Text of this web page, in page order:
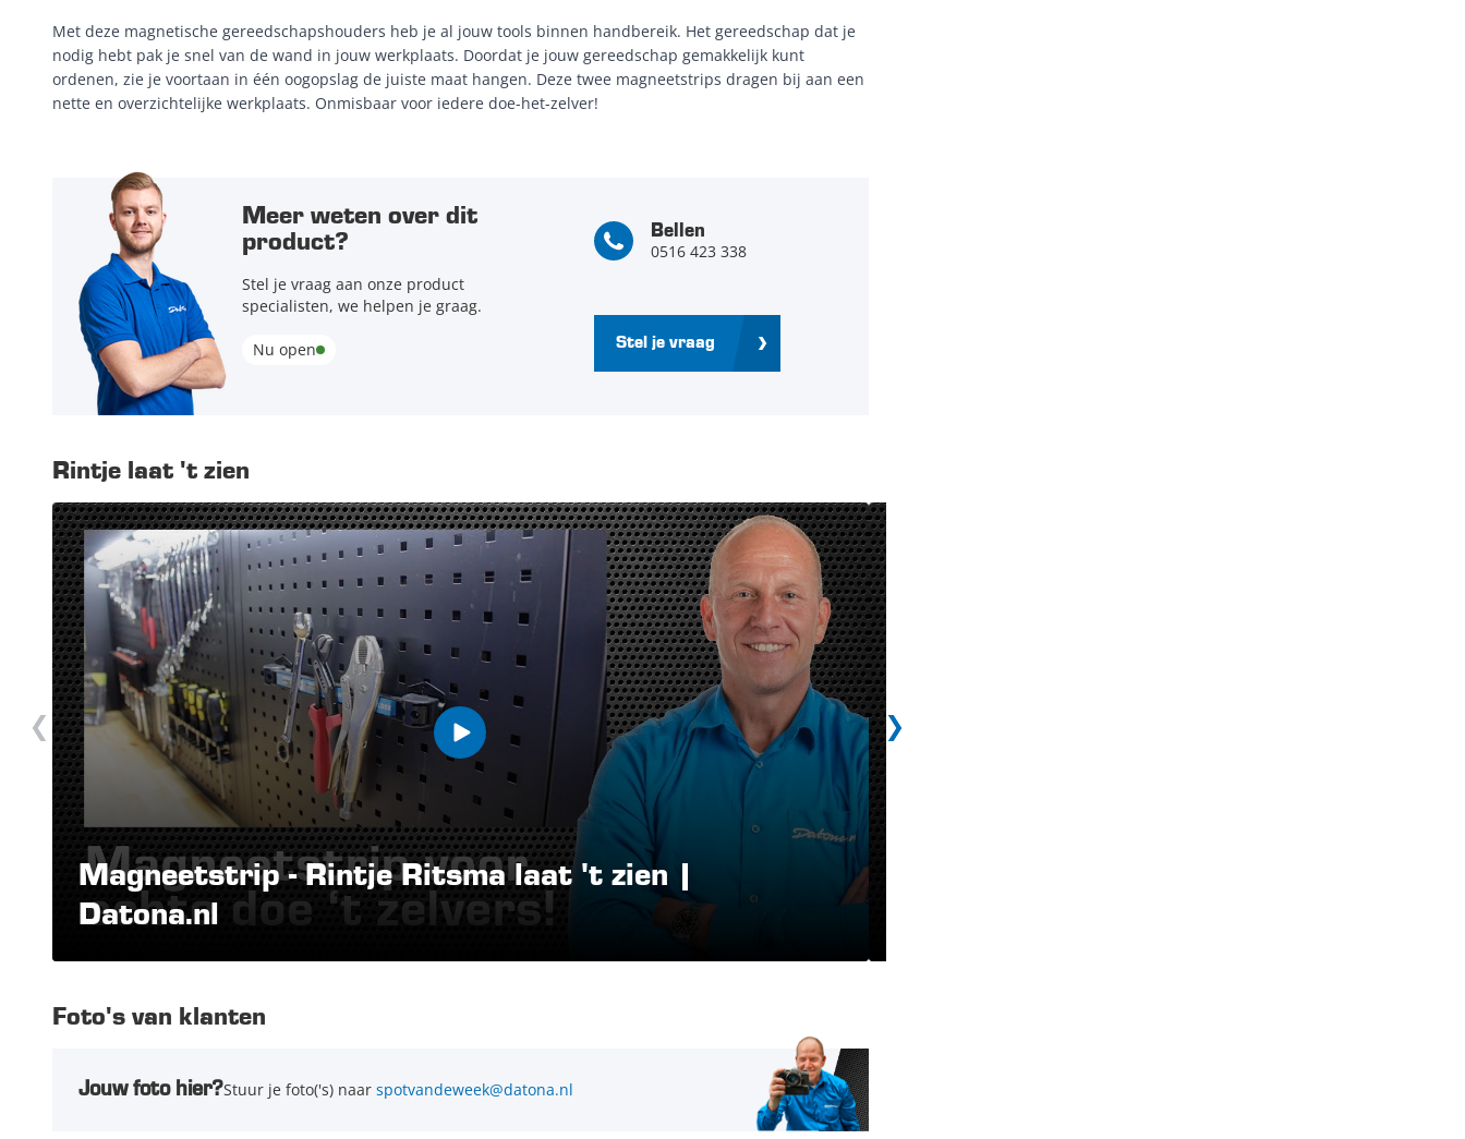
Met deze magnetische gereedschapshouders heb je al jouw tools binnen handbereik. Het gereedschap dat je
nodig hebt pak je snel van de wand in jouw werkplaats. Doordat je jouw gereedschap gemakkelijk kunt
ordenen, zie je voortaan in één oogopslag de juiste maat hangen. Deze twee magneetstrips dragen bij aan een
nette en overzichtelijke werkplaats. Onmisbaar voor iedere doe-het-zelver!
Meer weten over dit
product?
Stel je vraag aan onze product
specialisten, we helpen je graag.
Nu open
Bellen
0516 423 338
Stel je vraag
Rintje laat 't zien
Magneetstrip - Rintje Ritsma laat 't zien |
Datona.nl
Foto's van klanten
Jouw foto hier?Stuur je foto('s) naar spotvandeweek@datona.nl